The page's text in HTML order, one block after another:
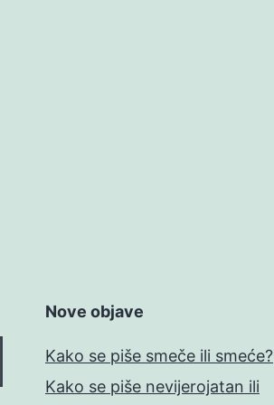
Nove objave
Kako se piše smeče ili smeće?
Kako se piše nevijerojatan ili